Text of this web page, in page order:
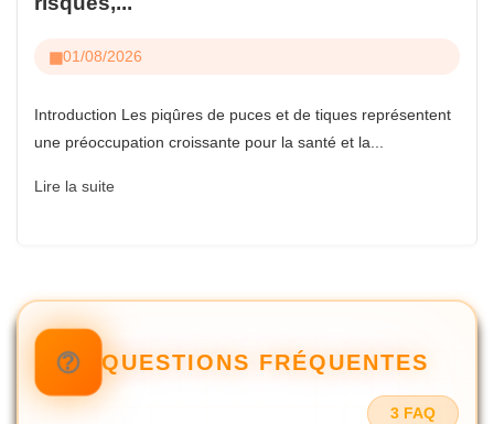
01/08/2026
Introduction Les piqûres de puces et de tiques représentent
une préoccupation croissante pour la santé et la...
Lire la suite
QUESTIONS FRÉQUENTES
3 FAQ